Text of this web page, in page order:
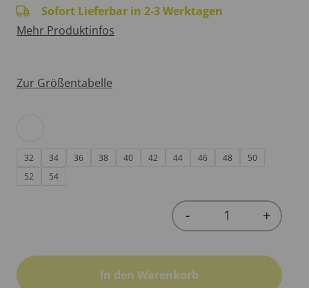
Sofort Lieferbar in 2-3 Werktagen
Mehr Produktinfos
Zur Größentabelle
32 34 36 38 40 42 44 46 48
50
52
54
Quantity
- +
In den Warenkorb